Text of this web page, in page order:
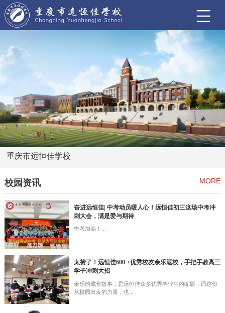
重庆市远恒佳学校
校园资讯 MORE
奋进远恒佳| 中考动员暖人心！远恒佳初三这场中考冲
刺大会，满是爱与期待
中考加油！...
太赞了！远恒佳600 +优秀校友余乐返校，手把手教高三
学子冲刺大招
余乐的成长故事，是远恒佳众多优秀毕业生的缩影，而这份
从校园出发的力量，也...